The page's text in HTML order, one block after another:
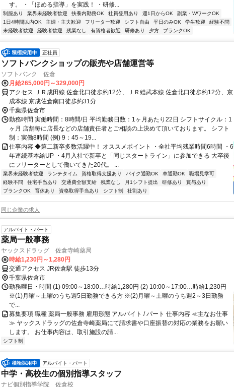
す。 ・「ほめる指導」を実践！ ・研修...
制服あり 業界未経験者歓迎 扶養内勤務OK 社員登用あり 週1日からOK
副業・WワークOK
1日4時間以内OK
主婦・主夫歓迎 フリーター歓迎 シフト自由 平日のみOK 学生歓迎
経験不問
未経験者歓迎
経験者歓迎 残業なし 有資格者歓迎 研修あり 夕方 ブランクOK
正社員
ソフトバンクショップの販売や店舗運営等
ソフトバンク 佐倉
月給265,000円～329,000円
アクセス ＪＲ成田線 佐倉北口徒歩約12分、ＪＲ総武本線 佐倉北口徒歩約12分、京
成本線 京成佐倉南口徒歩約31分
千葉県佐倉市
勤務時間 実働時間：8時間/日 平均勤務日数：1ヶ月あたり22日 シフトサイクル：1
ヶ月 店舗毎に店長などの店舗責任者とご相談の上決めて頂いております。 シフト
制：実働8時間 (例) 9：45～19...
仕事内容 ◆第二新卒多数活躍中！ オススメポイント ・全社平均残業時間6時間 ・6
年連続基本給UP ・4月入社で新卒と「同じスタートライン」に参加できる 大卒後
にフリーターとして働いてきた20代。 ...
業界未経験者歓迎 ランチタイム 資格取得支援あり バイク通勤OK 車通勤OK
職場見学可
経験不問
住宅手当あり 交通費全額支給 残業なし 月1シフト提出 研修あり
賞与あり
ブランクOK
育休あり 資格取得手当あり シフト制 社割あり
同じ企業の求人
アルバイト・パート
薬局一般事務
ヤックスドラッグ 佐倉寺崎薬局
時給1,230円～1,280円
交通アクセス JR佐倉駅 徒歩13分
千葉県佐倉市
勤務曜日・時間 (1) 09:00～18:00…時給1,280円 (2) 10:00～17:00…時給1,230円
※(1)月曜～土曜のうち週5日勤務できる方 ※(2)月曜～土曜のうち週2～3日勤務
で...
募集要項 職種 薬局一般事務 雇用形態 アルバイト / パート 仕事内容 ≪主なお仕事
≫ ヤックスドラッグの佐倉寺崎薬局にて請求書や口座振替の対応の業務をお願い
します。 お仕事内容は、取引施設の請...
シフト制
アルバイト・パート
中学・高校生の個別指導スタッフ
ナビ個別指導学院 佐倉校